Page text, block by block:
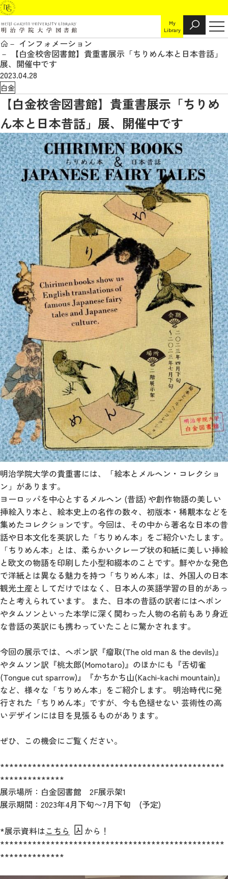
My
Library
インフォメーション
【白金校舎図書館】貴重書展示「ちりめん本と日本昔話」
展、開催中です
2023.04.28
白金
【白金校舎図書館】貴重書展示「ちりめ
ん本と日本昔話」展、開催中です
明治学院大学の貴重書には、「絵本とメルヘン・コレクショ
ン」があります。
ヨーロッパを中心とするメルヘン (昔話) や創作物語の美しい
挿絵入り本と、絵本史上の名作の数々、初版本・稀覯本などを
集めたコレクションです。今回は、その中から著名な日本の昔
話や日本文化を英訳した「ちりめん本」をご紹介いたします。
「ちりめん本」とは、柔らかいクレープ状の和紙に美しい挿絵
と欧文の物語を印刷した小型和綴本のことです。鮮やかな発色
で洋紙とは異なる魅力を持つ「ちりめん本」は、外国人の日本
観光土産としてだけではなく、日本人の英語学習の目的があっ
たと考えられています。 また、日本の昔話の訳者にはヘボン
やタムソンといった本学に深く関わった人物の名前もあり身近
な昔話の英訳にも携わっていたことに驚かされます。
今回の展示では、ヘボン訳『瘤取(The old man & the devils)』
やタムソン訳『桃太郎(Momotaro)』のほかにも『舌切雀
(Tongue cut sparrow)』『かちかち山(Kachi-kachi mountain)』
など、様々な「ちりめん本」をご紹介します。 明治時代に発
行された「ちりめん本」ですが、今も色褪せない 芸術性の高
いデザインには目を見張るものがあります。
ぜひ、この機会にご覧ください。
*************************************************
**************
展示場所：白金図書館 2F展示架1
展示期間：2023年4月下旬〜7月下旬 (予定)
*展示資料はこちら
から！
*************************************************
**************